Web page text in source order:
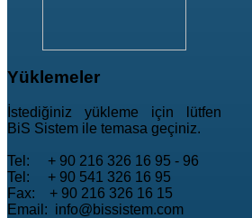
Yüklemeler
İstediğiniz yükleme için lütfen
BiS Sistem ile temasa geçiniz.
Tel: + 90 216 326 16 95 - 96
Tel: + 90 541 326 16 95
Fax: + 90 216 326 16 15
Email: info@bissistem.com